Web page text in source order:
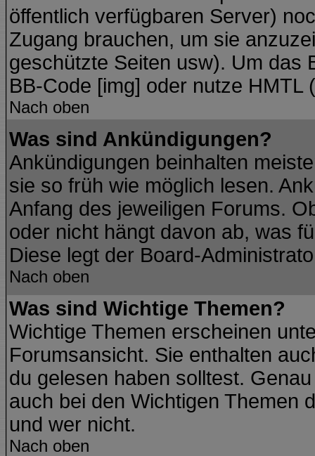
öffentlich verfügbaren Server)
Zugang brauchen, um sie
geschützte Seiten usw). Um das
BB-Code [img] oder nutze HMTL
Nach oben
Was sind Ankündigungen?
Ankündigungen beinhalten
sie so früh wie möglich lesen.
Anfang des jeweiligen Forums.
oder nicht hängt davon ab, was
Diese legt der Board-
Nach oben
Was sind Wichtige Themen?
Wichtige Themen erscheinen
Forumsansicht. Sie enthalten
du gelesen haben solltest.
auch bei den Wichtigen Themen
und wer nicht.
Nach oben